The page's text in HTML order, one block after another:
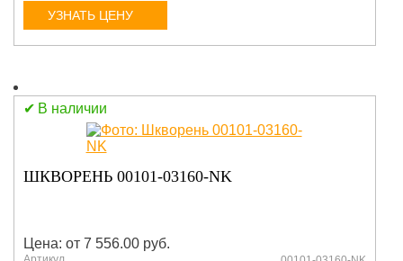
УЗНАТЬ ЦЕНУ
В наличии
ШКВОРЕНЬ 00101-03160-NK
Цена: от 7 556.00 руб.